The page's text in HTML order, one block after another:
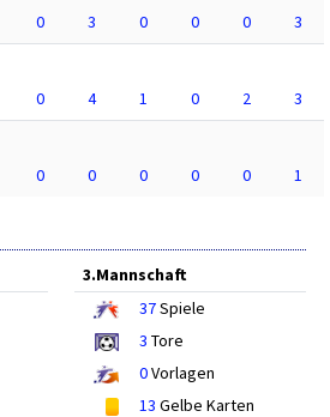
0 3 0 0 0
3
0 4 1 0 2
3
0 0 0 0 0 1
3.Mannschaft
37Spiele
3 Tore
0Vorlagen
13 Gelbe Karten